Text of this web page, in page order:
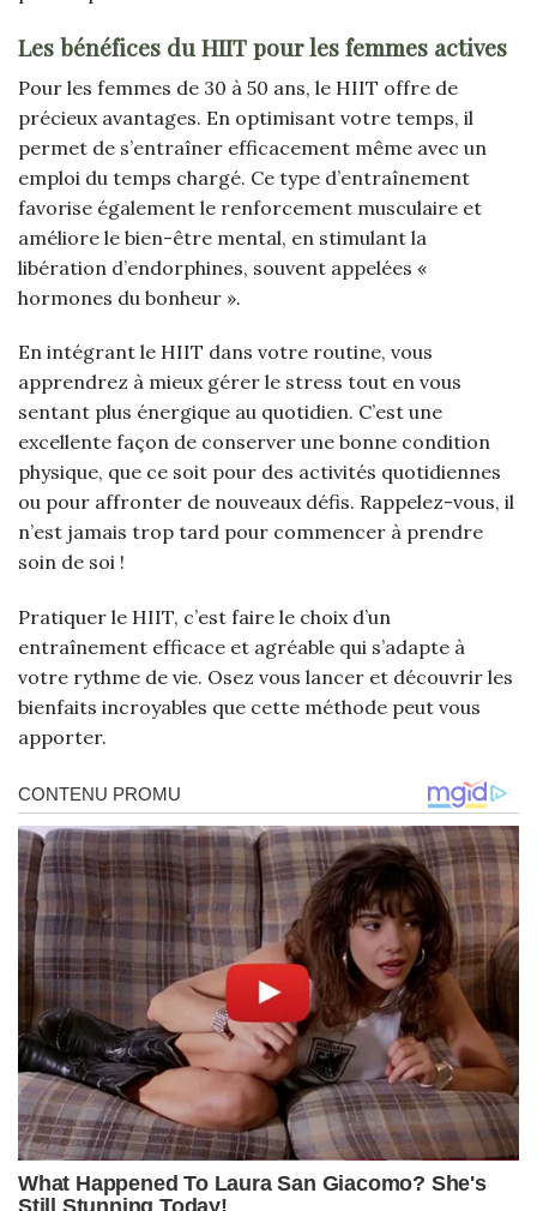
Les bénéfices du HIIT pour les femmes actives
Pour les femmes de 30 à 50 ans, le HIIT offre de
précieux avantages. En optimisant votre temps, il
permet de s’entraîner efficacement même avec un
emploi du temps chargé. Ce type d’entraînement
favorise également le renforcement musculaire et
améliore le bien-être mental, en stimulant la
libération d’endorphines, souvent appelées «
hormones du bonheur ».
En intégrant le HIIT dans votre routine, vous
apprendrez à mieux gérer le stress tout en vous
sentant plus énergique au quotidien. C’est une
excellente façon de conserver une bonne condition
physique, que ce soit pour des activités quotidiennes
ou pour affronter de nouveaux défis. Rappelez-vous, il
n’est jamais trop tard pour commencer à prendre
soin de soi !
Pratiquer le HIIT, c’est faire le choix d’un
entraînement efficace et agréable qui s’adapte à
votre rythme de vie. Osez vous lancer et découvrir les
bienfaits incroyables que cette méthode peut vous
apporter.